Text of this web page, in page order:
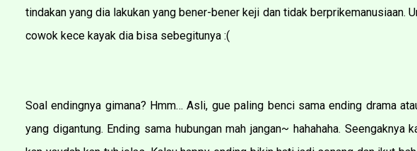
tindakan yang dia lakukan yang bener-bener keji dan tidak berprikemanusiaan.
cowok kece kayak dia bisa sebegitunya :(
Soal endingnya gimana? Hmm… Asli, gue paling benci sama ending drama
yang digantung. Ending sama hubungan mah jangan~ hahahaha. Seengaknya